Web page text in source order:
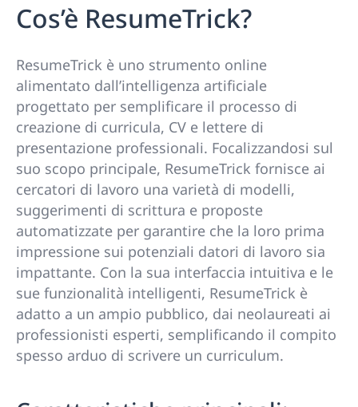
Cos’è ResumeTrick?
ResumeTrick è uno strumento online
alimentato dall’intelligenza artificiale
progettato per semplificare il processo di
creazione di curricula, CV e lettere di
presentazione professionali. Focalizzandosi sul
suo scopo principale, ResumeTrick fornisce ai
cercatori di lavoro una varietà di modelli,
suggerimenti di scrittura e proposte
automatizzate per garantire che la loro prima
impressione sui potenziali datori di lavoro sia
impattante. Con la sua interfaccia intuitiva e le
sue funzionalità intelligenti, ResumeTrick è
adatto a un ampio pubblico, dai neolaureati ai
professionisti esperti, semplificando il compito
spesso arduo di scrivere un curriculum.